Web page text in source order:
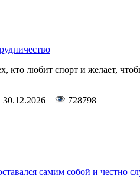
кто любит спорт и желает,
30.12.2026 728798
самим собой и честно